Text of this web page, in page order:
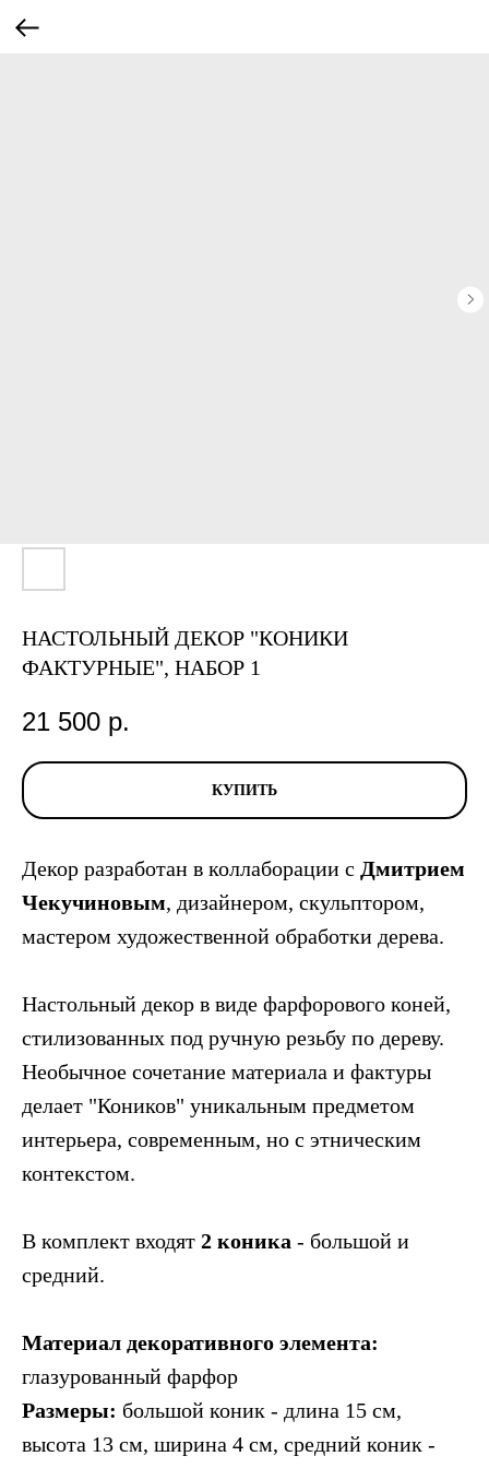
НАСТОЛЬНЫЙ ДЕКОР "КОНИКИ
ФАКТУРНЫЕ", НАБОР 1
21 500 р.
КУПИТЬ
Декор разработан в коллаборации с Дмитрием
Чекучиновым, дизайнером, скульптором,
мастером художественной обработки дерева.
Настольный декор в виде фарфорового коней,
стилизованных под ручную резьбу по дереву.
Необычное сочетание материала и фактуры
делает "Коников" уникальным предметом
интерьера, современным, но с этническим
контекстом.
В комплект входят 2 коника - большой и
средний.
Материал декоративного элемента:
глазурованный фарфор
Размеры: большой коник - длина 15 см,
высота 13 см, ширина 4 см, средний коник -